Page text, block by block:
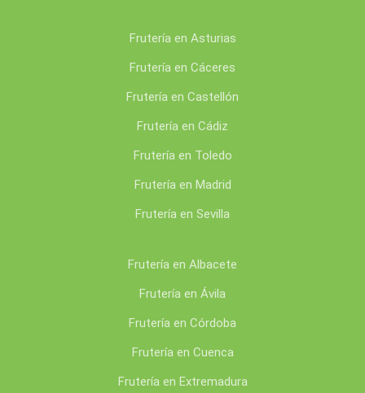
Frutería en Asturias
Frutería en Cáceres
Frutería en Castellón
Frutería en Cádiz
Frutería en Toledo
Frutería en Madrid
Frutería en Sevilla
Frutería en Albacete
Frutería en Ávila
Frutería en Córdoba
Frutería en Cuenca
Frutería en Extremadura